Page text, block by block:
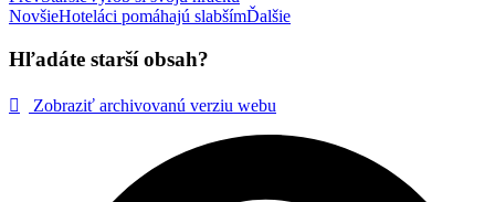
NovšieHoteláci pomáhajú slabšímĎalšie
Hľadáte starší obsah?
Zobraziť archivovanú verziu webu